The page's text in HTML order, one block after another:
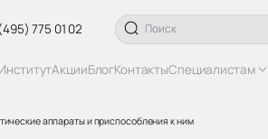
775 01 02
ИнститутАкцииБлогКонтактыСпециалистам
аппараты и приспособления к ним